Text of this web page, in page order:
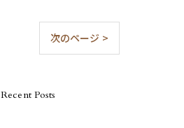
次のページ >
Recent Posts